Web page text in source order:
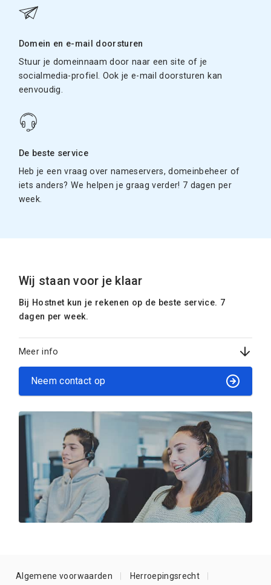
Domein en e-mail doorsturen
Stuur je domeinnaam door naar een site of je
socialmedia-profiel. Ook je e-mail doorsturen kan
eenvoudig.
De beste service
Heb je een vraag over nameservers, domeinbeheer of
iets anders? We helpen je graag verder! 7 dagen per
week.
Wij staan voor je klaar
Bij Hostnet kun je rekenen op de beste service. 7
dagen per week.
Meer info
Neem contact op
Algemene voorwaarden Herroepingsrecht